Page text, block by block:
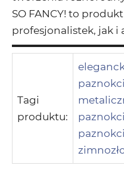
SO FANCY! to
profesjonalistek, jak i
Tagi
produktu:
paznokci
paznokci
paznokci